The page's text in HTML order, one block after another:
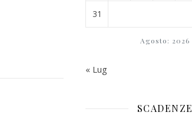
Agosto: 2026
31
« Lug
SCADENZE